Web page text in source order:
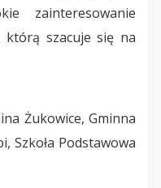
zainteresowanie
którą szacuje się na
Żukowice, Gminna
Szkoła Podstawowa